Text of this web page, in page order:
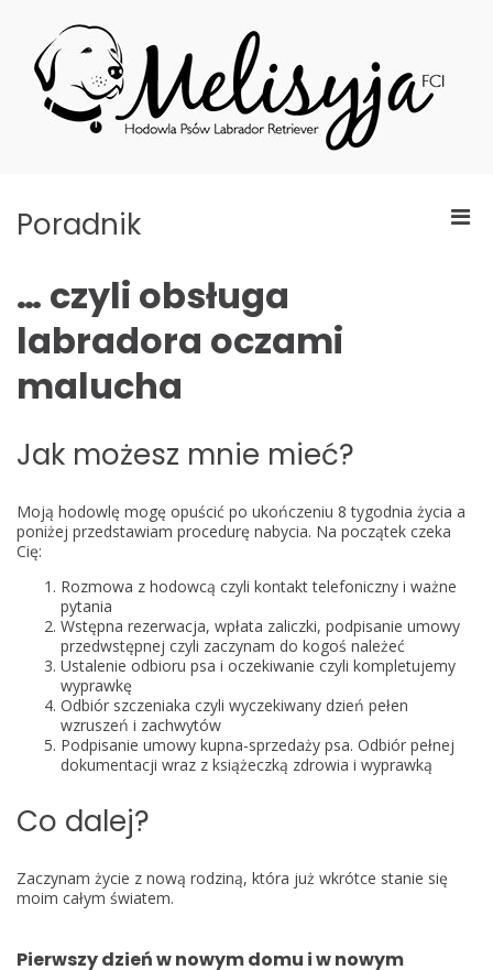
content
Poradnik
… czyli obsługa
labradora oczami
malucha
Jak możesz mnie mieć?
Moją hodowlę mogę opuścić po ukończeniu 8 tygodnia życia a
poniżej przedstawiam procedurę nabycia. Na początek czeka
Cię:
Rozmowa z hodowcą czyli kontakt telefoniczny i ważne
pytania
Wstępna rezerwacja, wpłata zaliczki, podpisanie umowy
przedwstępnej czyli zaczynam do kogoś należeć
Ustalenie odbioru psa i oczekiwanie czyli kompletujemy
wyprawkę
Odbiór szczeniaka czyli wyczekiwany dzień pełen
wzruszeń i zachwytów
Podpisanie umowy kupna-sprzedaży psa. Odbiór pełnej
dokumentacji wraz z książeczką zdrowia i wyprawką
Co dalej?
Zaczynam życie z nową rodziną, która już wkrótce stanie się
moim całym światem.
Pierwszy dzień w nowym domu i w nowym